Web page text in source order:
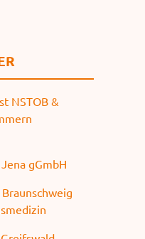
NSTOB &
gGmbH